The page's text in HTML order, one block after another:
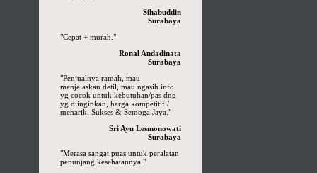
Sihabuddin
Surabaya
"Cepat + murah."
Ronal Andadinata
Surabaya
"Penjualnya ramah, mau
menjelaskan detil, mau ngasih info
yg cocok untuk kebutuhan/pas dng
yg diinginkan, harga kompetitif /
menarik. Sukses & Semoga Jaya."
Sri Ayu Lesmonowati
Surabaya
"Merasa sangat puas untuk peralatan
penunjang kesehatannya."